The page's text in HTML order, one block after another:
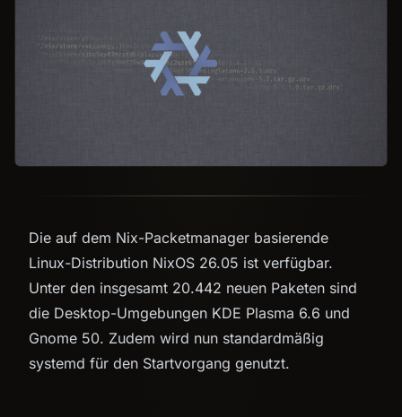
Die auf dem Nix-Packetmanager basierende
Linux-Distribution NixOS 26.05 ist verfügbar.
Unter den insgesamt 20.442 neuen Paketen sind
die Desktop-Umgebungen KDE Plasma 6.6 und
Gnome 50. Zudem wird nun standardmäßig
systemd für den Startvorgang genutzt.